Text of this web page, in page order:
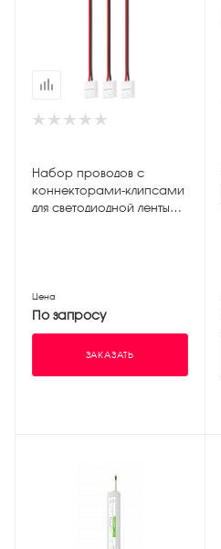
Набор проводов с
коннекторами-клипсами
для светодиодной ленты
Цена
По запросу
ЗАКАЗАТЬ